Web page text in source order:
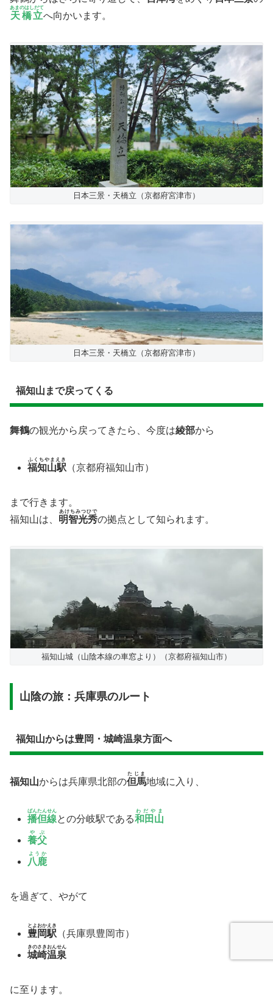
天橋立
あまのはしだて
へ向かいます。
日本三景・天橋立（京都府宮津市）
日本三景・天橋立（京都府宮津市）
福知山まで戻ってくる
舞鶴の観光から戻ってきたら、今度は綾部から
福知山駅
ふくちやまえき
（京都府福知山市）
まで行きます。
福知山は、 明智光秀
あけちみつひで
の拠点として知られます。
福知山城（山陰本線の車窓より）（京都府福知山市）
山陰の旅：兵庫県のルート
福知山からは豊岡・城崎温泉方面へ
福知山からは兵庫県北部の但馬
たじま
地域に入り、
播但線
ばんたんせん
との分岐駅である和田山
わだやま
養父
やぶ
八鹿
ようか
を過ぎて、やがて
豊岡駅
とよおかえき
（兵庫県豊岡市）
城崎温泉
きのさきおんせん
に至ります。